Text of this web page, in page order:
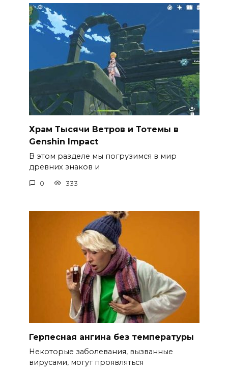
Храм Тысячи Ветров и Тотемы в
Genshin Impact
В этом разделе мы погрузимся в мир
древних знаков и
0 333
Герпесная ангина без температуры
Некоторые заболевания, вызванные
вирусами, могут проявляться